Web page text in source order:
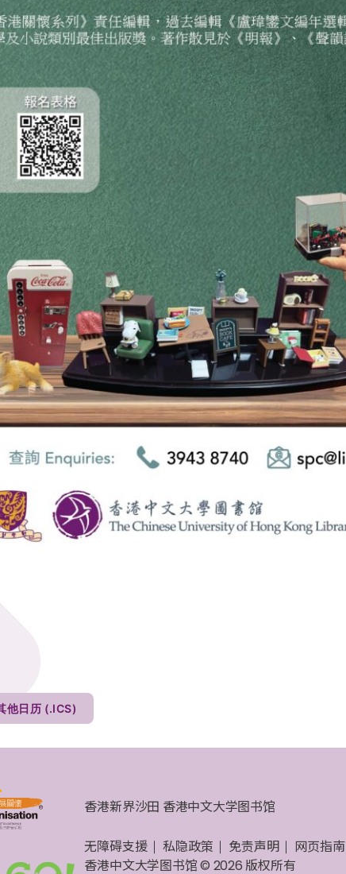
其他日历 (.ICS)
香港新界沙田 香港中文大学图书馆
无障碍支援 私隐政策 免责声明 网页指南
香港中文大学图书馆 © 2026 版权所有